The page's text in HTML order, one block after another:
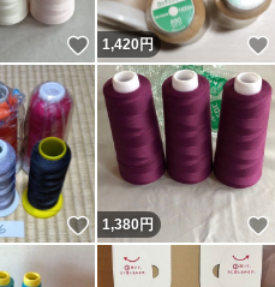
いいね！
1,420円
いいね！
1,380円